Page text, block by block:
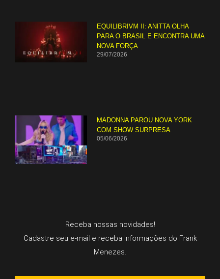
EQUILIBRIVM II: ANITTA OLHA
PARA O BRASIL E ENCONTRA UMA
NOVA FORÇA
29/07/2026
MADONNA PAROU NOVA YORK
COM SHOW SURPRESA
05/06/2026
Receba nossas novidades!
Cadastre seu e-mail e receba informações do Frank
Menezes.